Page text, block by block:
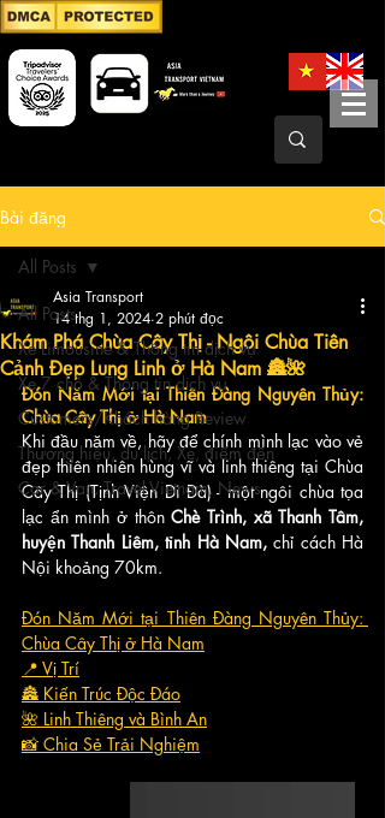
Bài đăng
All Posts
Xe Limousine & Thông tin dịch vụ
Xe 7 chỗ & Thông tin dịch vụ
Customers/Khách hàng Review
Thương hiệu, du lịch, Xe, điểm đến
Car & Van, Travel Vietnam, News
All Posts
Khám Phá Chùa Cây Thị - Ngôi Chùa Tiên
Cảnh Đẹp Lung Linh ở Hà Nam 🏯🌺
Asia Transport
14 thg 1, 2024 2 phút đọc
Đón Năm Mới tại Thiên Đàng Nguyên Thủy:
Chùa Cây Thị ở Hà Nam
Khi đầu năm về, hãy để chính mình lạc vào vẻ
đẹp thiên nhiên hùng vĩ và linh thiêng tại Chùa
Cây Thị (Tịnh Viện Di Đà) - một ngôi chùa tọa
lạc ẩn mình ở thôn Chè Trình, xã Thanh Tâm,
huyện Thanh Liêm, tỉnh Hà Nam, chỉ cách Hà
Nội khoảng 70km.
Đón Năm Mới tại Thiên Đàng Nguyên Thủy:
Chùa Cây Thị ở Hà Nam
📍 Vị Trí
🏯 Kiến Trúc Độc Đáo
🌺 Linh Thiêng và Bình An
📸 Chia Sẻ Trải Nghiệm